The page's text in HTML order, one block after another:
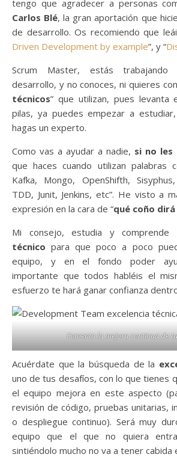
tengo que agradecer a personas
Carlos Blé, la gran aportación que
de desarrollo. Os recomiendo que
Driven Development by example”, y “
Scrum Master, estás
desarrollo, y no conoces, ni quieres
técnicos” que utilizan, pues levanta
pilas, ya puedes empezar a
hagas un experto.
Como vas a ayudar a nadie, si no les
que haces cuando utilizan palabras
Kafka, Mongo, OpenShifth,
TDD, Junit, Jenkins, etc”. He visto a
expresión en la cara de “qué coño
Mi consejo, estudia y comprende
técnico para que poco a poco
equipo, y en el fondo poder
importante que todos habléis el
esfuerzo te hará ganar confianza
Fomenta la mejora continua de
Acuérdate que la búsqueda de la
uno de tus desafíos, con lo que tienes
el equipo mejora en este aspecto
revisión de código, pruebas unitarias,
o despliegue continuo). Será muy
equipo que el que no quiera
sintiéndolo mucho no va a tener cabida